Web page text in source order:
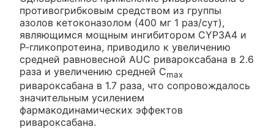
противогрибковым средством из группы
азолов кетоконазолом (400 мг 1 раз/сут),
являющимся мощным ингибитором CYP3A4 и
Р-гликопротеина, приводило к увеличению
средней равновесной AUC ривароксабана в 2.6
раза и увеличению средней Cmax
ривароксабана в 1.7 раза, что сопровождалось
значительным усилением
фармакодинамических эффектов
ривароксабана.